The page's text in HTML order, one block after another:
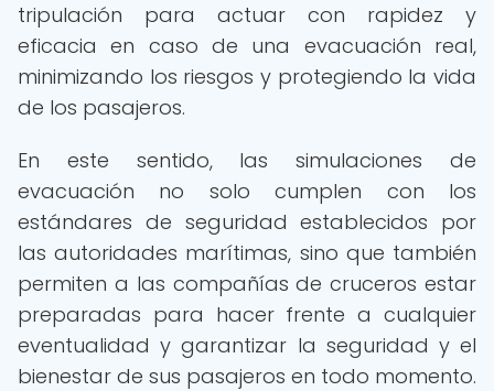
tripulación para actuar con rapidez y
eficacia en caso de una evacuación real,
minimizando los riesgos y protegiendo la vida
de los pasajeros.
En este sentido, las simulaciones de
evacuación no solo cumplen con los
estándares de seguridad establecidos por
las autoridades marítimas, sino que también
permiten a las compañías de cruceros estar
preparadas para hacer frente a cualquier
eventualidad y garantizar la seguridad y el
bienestar de sus pasajeros en todo momento.